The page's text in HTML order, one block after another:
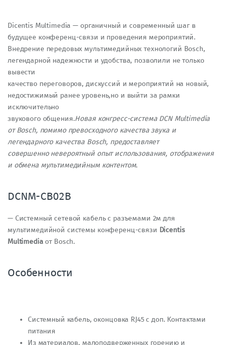
Dicentis Multimedia — органичный и современный шаг в
будущее конференц-связи и проведения мероприятий.
Внедрение передовых мультимедийных технологий Bosch,
легендарной надежности и удобства, позволили не только
вывести
качество переговоров, дискуссий и мероприятий на новый,
недостижимый ранее уровень,но и выйти за рамки
исключительно
звукового общения.Новая конгресс-система DCN Multimedia
от Bosch, помимо превосходного качества звука и
легендарного качества Bosch, предоставляет
совершенно невероятный опыт использования, отображения
и обмена мультимедийным контентом.
DCNM-CB02B
— Системный сетевой кабель с разъемами 2м для
мультимедийной системы конференц-связи Dicentis
Multimediaот Bosch.
Особенности
Системный кабель, оконцовка RJ45 с доп. Контактами
питания
Из материалов, малоподверженных горению и